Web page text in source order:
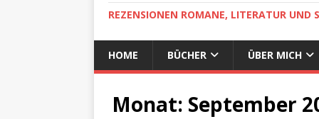
REZENSIONEN ROMANE, LITERATUR UND
HOME BÜCHER ÜBER MICH
Monat: September